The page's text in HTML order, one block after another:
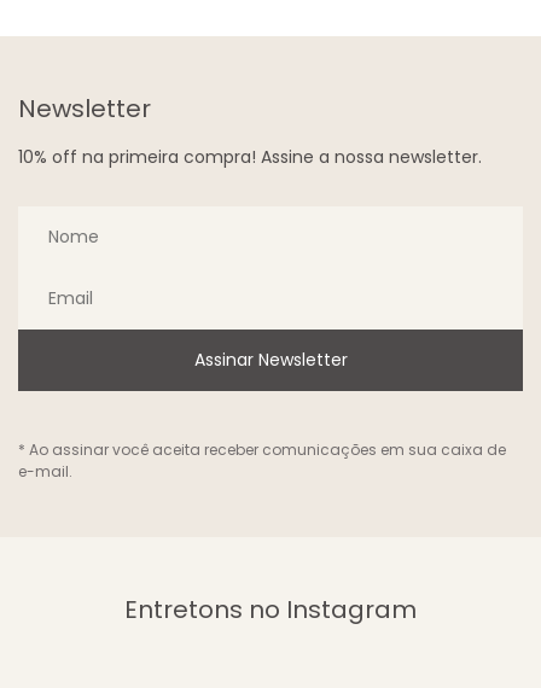
Newsletter
10% off na primeira compra! Assine a nossa newsletter.
Assinar Newsletter
* Ao assinar você aceita receber comunicações em sua caixa de
e-mail.
Entretons no Instagram